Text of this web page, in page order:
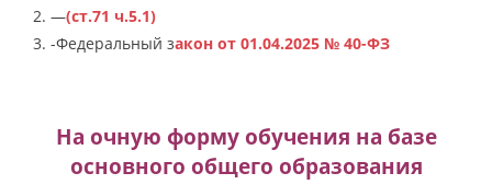
—(ст.71 ч.5.1)
-Федеральный закон от 01.04.2025 № 40-ФЗ
На очную форму обучения на базе
основного общего образования